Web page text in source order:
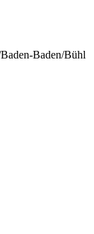
Baden/Bühl